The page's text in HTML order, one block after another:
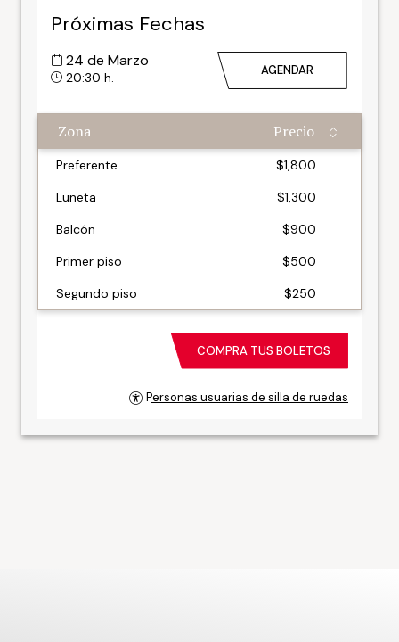
Próximas Fechas
24 de Marzo
20:30 h. AGENDAR
Zona Precio
Zona Precio
Preferente
$1,800
Luneta
$1,300
Balcón
$900
Primer piso
$500
Segundo piso
$250
COMPRA TUS BOLETOS
Personas usuarias de silla de ruedas